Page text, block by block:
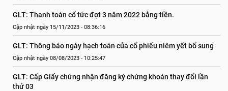
GLT: Thanh toán cổ tức đợt 3 năm 2022 bằng tiền.
Cập nhật ngày 15/11/2023 - 08:36:16
GLT: Thông báo ngày hạch toán của cổ phiếu niêm yết bổ sung
Cập nhật ngày 08/08/2023 - 10:25:47
GLT: Cấp Giấy chứng nhận đăng ký chứng khoán thay đổi lần
thứ 03